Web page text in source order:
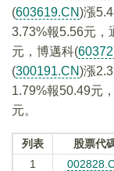
(603619.CN)漲
3.73%報5.56元，
元，博邁科(
(300191.CN)漲
1.79%報50.49元
元。
列表 股票代
1